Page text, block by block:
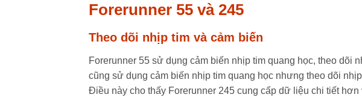
Forerunner 55 và 245
Theo dõi nhịp tim và cảm biến
Forerunner 55 sử dụng cảm biến nhịp tim quang học, theo dõi
cũng sử dụng cảm biến nhịp tim quang học nhưng theo dõi
Điều này cho thấy Forerunner 245 cung cấp dữ liệu chi tiết hơn